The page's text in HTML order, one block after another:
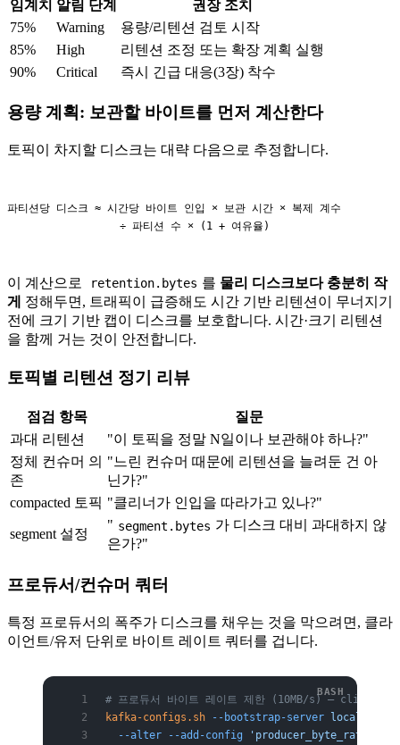
임계치 알림 단계
권장 조치
75%
Warning
용량/리텐션 검토 시작
85%
High
리텐션 조정 또는 확장 계획 실행
90%
Critical 즉시 긴급 대응(3장) 착수
용량 계획: 보관할 바이트를 먼저 계산한다
토픽이 차지할 디스크는 대략 다음으로 추정합니다.
파티션당 디스크 ≈ 시간당 바이트 인입 × 보관 시간 × 복제 계수
이 계산으로 retention.bytes 를 물리 디스크보다 충분히 작
게
정해두면, 트래픽이 급증해도 시간 기반 리텐션이 무너지기
전에 크기 기반 캡이 디스크를 보호합니다. 시간·크기 리텐션
을 함께 거는 것이 안전합니다.
토픽별 리텐션 정기 리뷰
점검 항목
질문
과대 리텐션
"이 토픽을 정말 N일이나 보관해야 하나?"
정체 컨슈머 의
존
"느린 컨슈머 때문에 리텐션을 늘려둔 건 아
닌가?"
compacted 토픽 "클리너가 인입을 따라가고 있나?"
segment 설정
" segment.bytes 가 디스크 대비 과대하지 않
은가?"
프로듀서/컨슈머 쿼터
특정 프로듀서의 폭주가 디스크를 채우는 것을 막으려면, 클라
이언트/유저 단위로 바이트 레이트 쿼터를 겁니다.
# 프로듀서 바이트 레이트 제한 (10MB/s) — client-id
kafka-configs.sh --bootstrap-server
  --alter
--add-config